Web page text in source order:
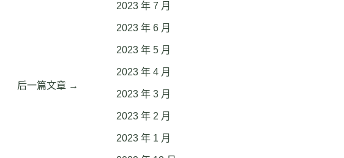
后一篇文章 →
2023 年 7 月
2023 年 6 月
2023 年 5 月
2023 年 4 月
2023 年 3 月
2023 年 2 月
2023 年 1 月